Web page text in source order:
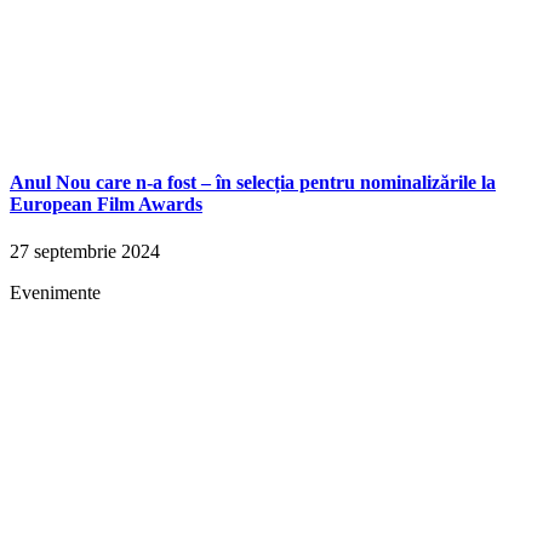
Anul Nou care n-a fost – în selecția pentru nominalizările la
European Film Awards
27 septembrie 2024
Evenimente